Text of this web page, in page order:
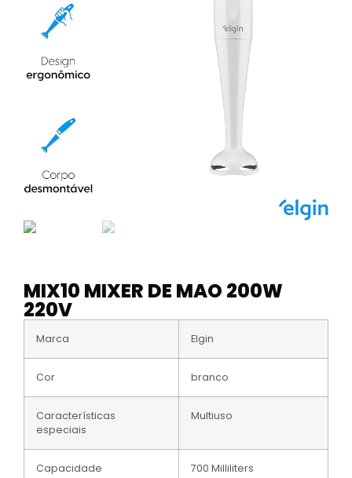
MIX10 MIXER DE MAO 200W
220V
Marca Elgin
Cor branco
Características
especiais
Multiuso
Capacidade 700 Milliliters